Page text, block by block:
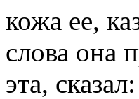
кожа ее,
слова она
эта, сказал: